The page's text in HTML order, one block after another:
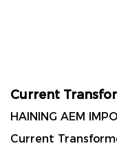
Current
Current